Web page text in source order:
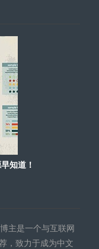
知道！
主是一个与互联网
，致力于成为中文